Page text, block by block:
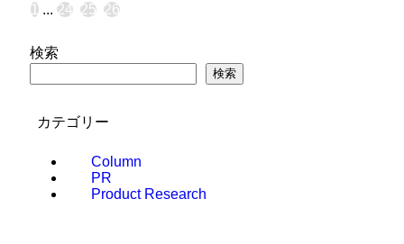
1 ... 24 25 26
検索
検索
カテゴリー
Column
PR
Product Research